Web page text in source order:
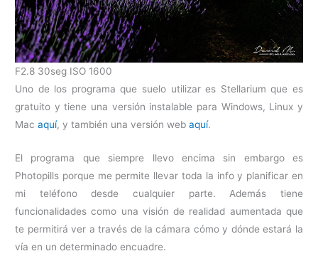
F2.8 30seg ISO 1600
Uno de los programa que suelo utilizar es Stellarium que es
gratuito y tiene una versión instalable para Windows, Linux y
Macaquí, y también una versión webaquí.
El programa que siempre llevo encima sin embargo es
Photopills porque me permite llevar toda la info y planificar en
mi teléfono desde cualquier parte. Además tiene
funcionalidades como una visión de realidad aumentada que
te permitirá ver a través de la cámara cómo y dónde estará la
vía en un determinado encuadre.